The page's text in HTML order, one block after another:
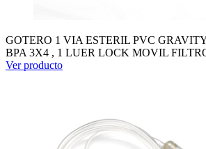
GOTERO 1 VIA ESTERIL PVC
BPA 3X4 , 1 LUER LOCK MOVIL
Ver producto